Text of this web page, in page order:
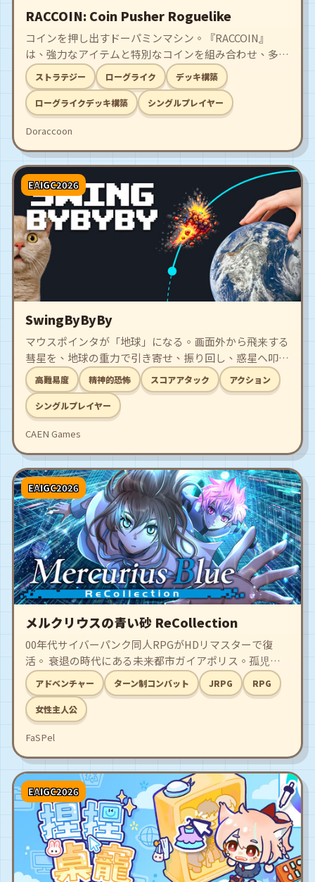
RACCOIN: Coin Pusher Roguelike
コインを押し出すドーパミンマシン。『RACCOIN』
は、強力なアイテムと特別なコインを組み合わせ、多種
多様で派手なコンボを繰り出すデッキ構築型ローグライ
クだ。輝くタワーを積み上げ、ラッキールーレットを回
し、コインがすべて落ちるまでマシンを揺らそう。
ストラテジー ローグライク デッキ構築
ローグライクデッキ構築 シングルプレイヤー
Doraccoon
EAIGC2026
SwingByByBy
マウスポインタが「地球」になる。画面外から飛来する
彗星を、地球の重力で引き寄せ、振り回し、惑星へ叩き
込んで壊す、マウスひとつの物理スコアアタック。同じ
彗星を使い続ければコンボは伸びるが、手放せば途切
れ、近づけすぎれば地球に衝突してラン終了。操作は簡
単、思い通りの軌道を作るのは難しい。狙い通りに決ま
ると気持ちいい。失敗も自分の操作だと分かる。だか
ら、もう一回やりたくなる。
高難易度 精神的恐怖 スコアアタック アクション
シングルプレイヤー
CAEN Games
EAIGC2026
メルクリウスの青い砂 ReCollection
00年代サイバーパンク同人RPGがHDリマスターで復
活。 衰退の時代にある未来都市ガイアポリス。孤児の
少女ユノは、廃棄されたネットの海で、過去からの「呼
び声」を聞く。 謎のAI「プラエ」との出会い、そして
未来を選択する物語。 戦闘スキップ可能な「早解きモ
ード」搭載。
アドベンチャー ターン制コンバット JRPG RPG
女性主人公
FaSPel
EAIGC2026